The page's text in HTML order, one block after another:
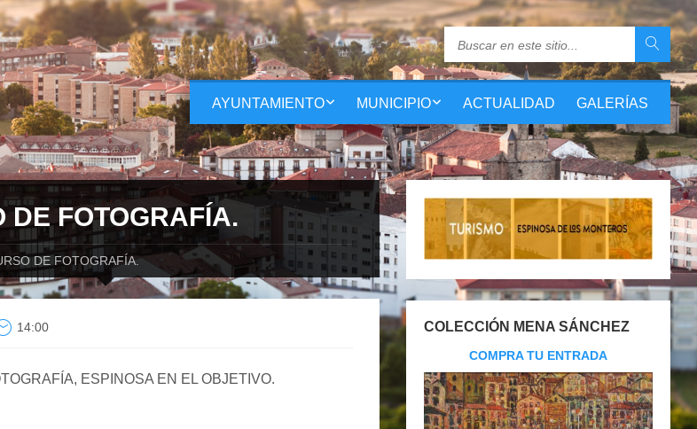
AYUNTAMIENTO MUNICIPIO ACTUALIDAD GALERÍAS
DE FOTOGRAFÍA.
DE FOTOGRAFÍA.
14:00
ESPINOSA EN EL OBJETIVO.
COLECCIÓN MENA SÁNCHEZ
COMPRA TU ENTRADA